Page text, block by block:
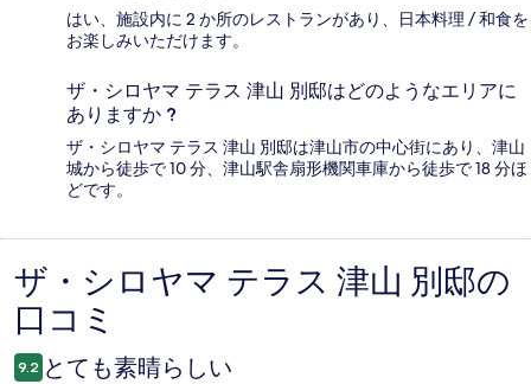
はい、施設内に 2 か所のレストランがあり、日本料理 / 和食を
お楽しみいただけます。
ザ・シロヤマ テラス 津山 別邸はどのようなエリアに
ありますか ?
ザ・シロヤマ テラス 津山 別邸は津山市の中心街にあり、津山
城から徒歩で 10 分、津山駅舎扇形機関車庫から徒歩で 18 分ほ
どです。
口
コ
ミ
ザ・シロヤマ テラス 津山 別邸の
口コミ
9.2 とても素晴らしい